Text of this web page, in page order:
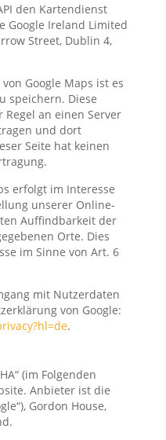
den Kartendienst
Google Ireland Limited
Street, Dublin 4,
Google Maps ist es
speichern. Diese
an einen Server
und dort
Seite hat keinen
erfolgt im Interesse
unserer Online-
Auffindbarkeit der
Orte. Dies
im Sinne von Art. 6
mit Nutzerdaten
von Google:
.
(im Folgenden
Anbieter ist die
Gordon House,